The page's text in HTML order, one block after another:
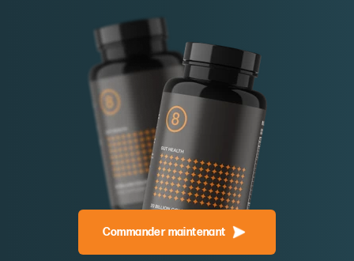
Commander maintenant